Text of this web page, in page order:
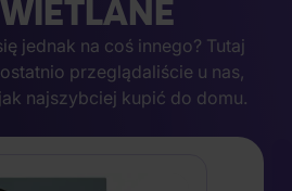
jednak na coś innego? Tutaj
przeglądaliście u nas,
najszybciej kupić do domu.